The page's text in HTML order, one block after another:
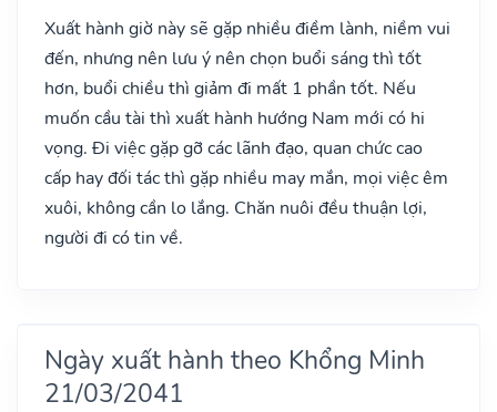
Xuất hành giờ này sẽ gặp nhiều điềm lành, niềm vui
đến, nhưng nên lưu ý nên chọn buổi sáng thì tốt
hơn, buổi chiều thì giảm đi mất 1 phần tốt. Nếu
muốn cầu tài thì xuất hành hướng Nam mới có hi
vọng. Đi việc gặp gỡ các lãnh đạo, quan chức cao
cấp hay đối tác thì gặp nhiều may mắn, mọi việc êm
xuôi, không cần lo lắng. Chăn nuôi đều thuận lợi,
người đi có tin về.
Ngày xuất hành theo Khổng Minh
21/03/2041